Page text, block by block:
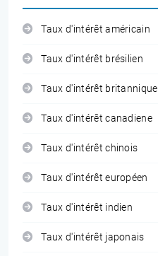
Taux d'intérêt américain
Taux d'intérêt brésilien
Taux d'intérêt britannique
Taux d'intérêt canadiene
Taux d'intérêt chinois
Taux d'intérêt européen
Taux d'intérêt indien
Taux d'intérêt japonais